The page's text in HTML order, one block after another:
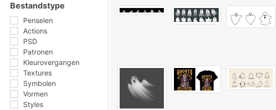
Bestandstype
Penselen
Actions
PSD
Patronen
Kleurovergangen
Textures
Symbolen
Vormen
Styles